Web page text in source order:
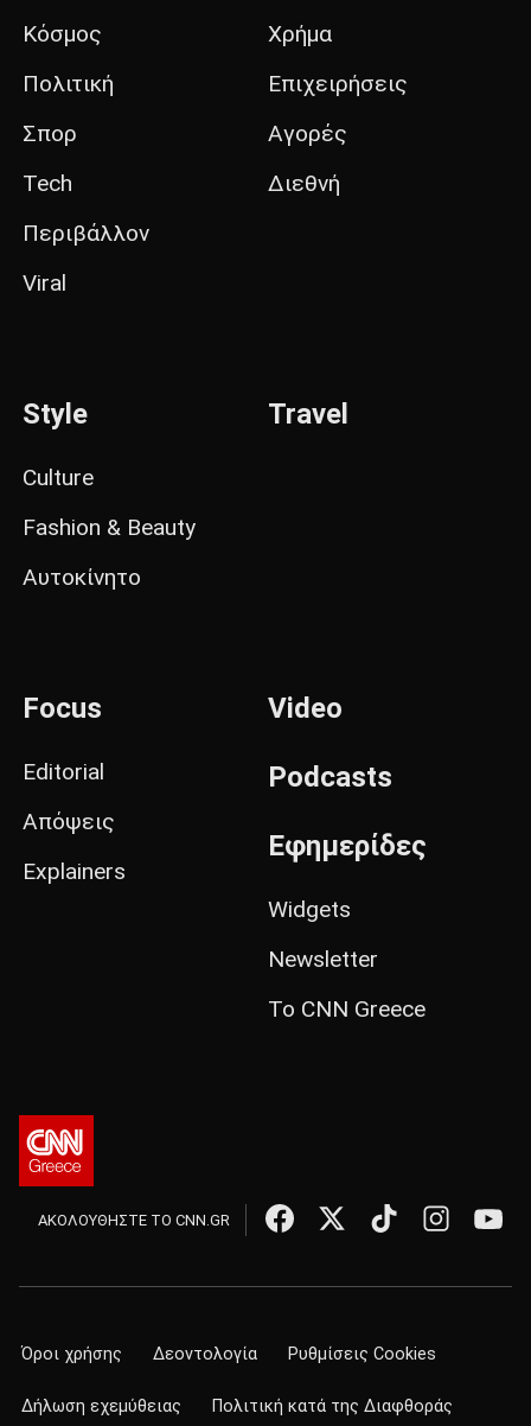
Κόσμος
Πολιτική
Σπορ
Tech
Περιβάλλον
Viral
Χρήμα
Επιχειρήσεις
Αγορές
Διεθνή
Style
Culture
Fashion & Beauty
Αυτοκίνητο
Travel
Focus
Editorial
Απόψεις
Explainers
Video
Podcasts
Εφημερίδες
Widgets
Newsletter
Το CNN Greece
ΑΚΟΛΟΥΘΗΣΤΕ ΤΟ CNN.GR
Όροι χρήσης Δεοντολογία Ρυθμίσεις Cookies
Δήλωση εχεμύθειας Πολιτική κατά της Διαφθοράς